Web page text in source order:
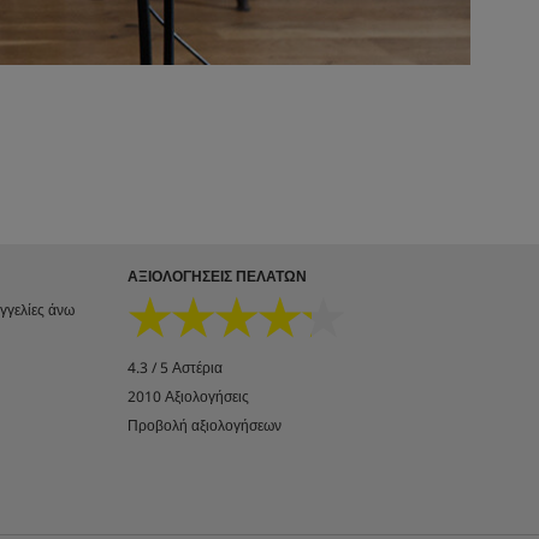
άνω
ΑΞΙΟΛΟΓΉΣΕΙΣ ΠΕΛΑΤΏΝ
★★★★★
★★★★★
4.3 / 5 Αστέρια
2010 Αξιολογήσεις
Προβολή αξιολογήσεων